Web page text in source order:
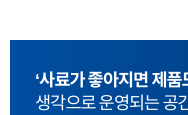
‘사료가 좋아지면 제
생각으로 운영되는 공